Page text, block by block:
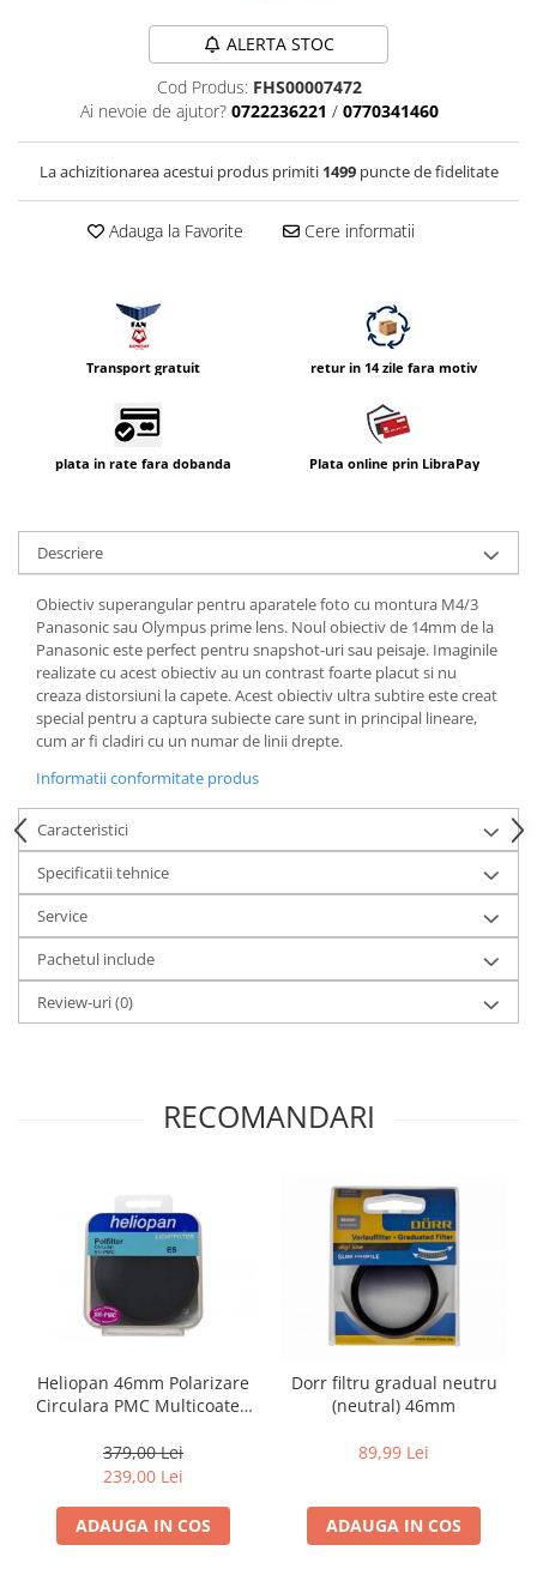
Blitz-uri TTL - Dedicate
Blitz-uri circulare (Macro)
Adaptoare stativ port umbrela si
Cabluri si Patine Sincron
Protectie patina apa, ploaie
Bounce-uri, Softbox-uri
Bracket-uri si suporti
Huse protectie blitz extern
Huse protectie filtre gel
Accesorii Aparate Digitale
Carduri memorie, Cititoare
Carduri memorie
Cititoare carduri
Huse protectie card memorie
Grip-uri
Telecomenzi
LCD protectie
Recordere audio digitale
Acumulatori si baterii
Acumulatori Foto
Incarcatoare acumulatori Foto-
Tablete grafice
Adaptoare pentru convertoare sau
Alimentatoare 220V
Carcase de tip Cage, pentru
integrare in sisteme video
Huse de ploaie
Microfoane / Reportofoane
Nivela patina
ALERTA STOC
Cod Produs: FHS00007472
Ai nevoie de ajutor? 0722236221 / 0770341460
La achizitionarea acestui produs primiti 1499puncte de fidelitate
Adauga la Favorite Cere informatii
Transport gratuit retur in 14 zile fara motiv
plata in rate fara dobanda Plata online prin LibraPay
Descriere
Obiectiv superangular pentru aparatele foto cu montura M4/3
Panasonic sau Olympus prime lens. Noul obiectiv de 14mm de la
Panasonic este perfect pentru snapshot-uri sau peisaje. Imaginile
realizate cu acest obiectiv au un contrast foarte placut si nu
creaza distorsiuni la capete. Acest obiectiv ultra subtire este creat
special pentru a captura subiecte care sunt in principal lineare,
cum ar fi cladiri cu un numar de linii drepte.
Informatii conformitate produs
Caracteristici
Specificatii tehnice
Service
Pachetul include
Review-uri(0)
RECOMANDARI
Heliopan 46mm Polarizare
Circulara PMC Multicoated
379,00 Lei
239,00 Lei
ADAUGA IN COS
Dorr filtru gradual neutru
(neutral) 46mm
89,99 Lei
ADAUGA IN COS